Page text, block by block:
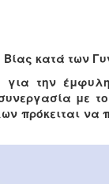
κατά των
για την
με το
πρόκειται να